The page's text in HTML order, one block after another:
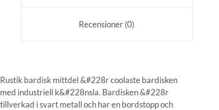
Recensioner (0)
Rustik bardisk mittdel &#228r coolaste bardisken
med industriell k&#228nsla. Bardisken &#228r
tillverkad i svart metall och har en bordstopp och